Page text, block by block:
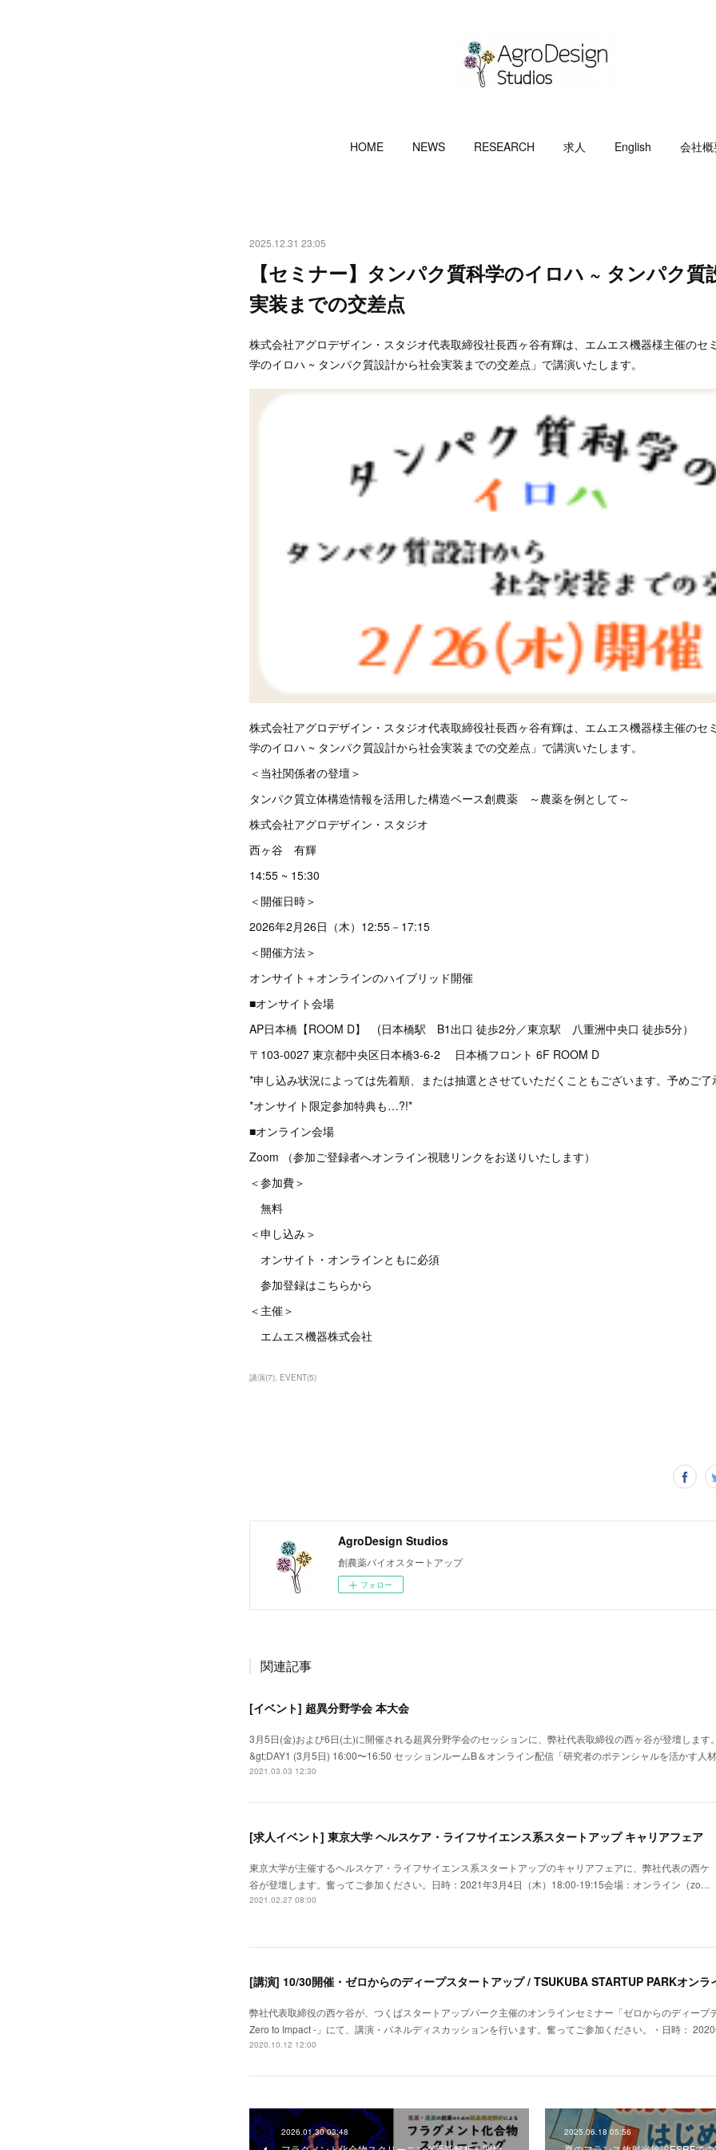
HOME NEWS RESEARCH 求人 English 会社概
2025.12.31 23:05
【セミナー】タンパク質科学のイロハ ~ タンパク質
実装までの交差点
株式会社アグロデザイン・スタジオ代表取締役社長西ヶ谷有輝は、エムエス機器様主催のセ
学のイロハ ~ タンパク質設計から社会実装までの交差点」で講演いたします。
株式会社アグロデザイン・スタジオ代表取締役社長西ヶ谷有輝は、エムエス機器様主催のセ
学のイロハ ~ タンパク質設計から社会実装までの交差点」で講演いたします。
＜当社関係者の登壇＞
タンパク質立体構造情報を活用した構造ベース創農薬 ～農薬を例として～
株式会社アグロデザイン・スタジオ
西ヶ谷 有輝
14:55 ~ 15:30
＜開催日時＞
2026年2月26日（木）12:55－17:15
＜開催方法＞
オンサイト＋オンラインのハイブリッド開催
■オンサイト会場
AP日本橋【ROOM D】 (日本橋駅 B1出口 徒歩2分／東京駅 八重洲中央口 徒歩5分）
〒103-0027 東京都中央区日本橋3-6-2 日本橋フロント 6F ROOM D
*申し込み状況によっては先着順、または抽選とさせていただくこともございます。予めご了
*オンサイト限定参加特典も…?!*
■オンライン会場
Zoom （参加ご登録者へオンライン視聴リンクをお送りいたします）
＜参加費＞
無料
＜申し込み＞
オンサイト・オンラインともに必須
参加登録はこちらから
＜主催＞
エムエス機器株式会社
講演(7) EVENT(5)
AgroDesign Studios
創農薬バイオスタートアップ
フォロー
関連記事
[イベント] 超異分野学会 本大会
3月5日(金)および6日(土)に開催される超異分野学会のセッションに、弊社代表取締役の西ヶ谷が登壇します
&gt;DAY1 (3月5日) 16:00〜16:50 セッションルームB＆オンライン配信「研究者のポテンシャルを活かす人
2021.03.03 12:30
[求人イベント] 東京大学 ヘルスケア・ライフサイエンス系スタートアップ キャリアフェア
東京大学が主催するヘルスケア・ライフサイエンス系スタートアップのキャリアフェアに、弊社代表の西ケ
谷が登壇します。奮ってご参加ください。日時：2021年3月4日（木）18:00-19:15会場：オンライン（zo…
2021.02.27 08:00
[講演] 10/30開催・ゼロからのディープスタートアップ / TSUKUBA STARTUP PARKオンラ
弊社代表取締役の西ケ谷が、つくばスタートアップパーク主催のオンラインセミナー「ゼロからのディー
Zero to Impact -」にて、講演・パネルディスカッションを行います。奮ってご参加ください。・日時：
2020.10.12 12:00
2026.01.30 03:48 2025.06.18 05:56